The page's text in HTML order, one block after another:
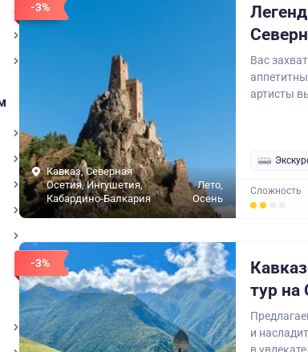
-3%
Кавказ, Северная
Осетия, Ингушетия,
Кабардино-Балкария
Лето,
Осень
Вас
артисты
Сложность
-3%
тур на
и